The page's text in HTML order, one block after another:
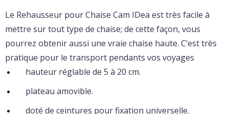
Le Rehausseur pour Chaise Cam IDea est très facile à
mettre sur tout type de chaise; de cette façon, vous
pourrez obtenir aussi une vraie chaise haute. C’est très
pratique pour le transport pendants vos voyages
hauteur réglable de 5 à 20 cm.
plateau amovible.
doté de ceintures pour fixation universelle.